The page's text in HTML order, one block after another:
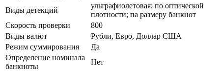
Виды детекций
ультрафиолетовая; по оптической
плотности; па размеру банкнот
Скорость проверки
800
Виды валют
Рубли, Евро, Доллар США
Режим суммирования
Да
Определение номинала
банкноты
Нет